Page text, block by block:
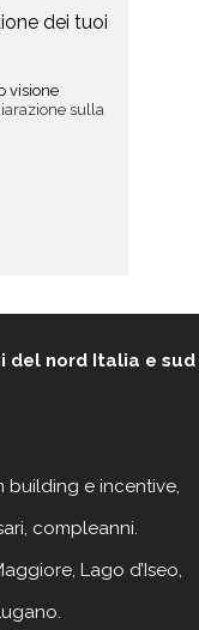
dei tuoi
visione
sulla
del nord Italia e sud
building e incentive,
compleanni.
Lago d’Iseo,